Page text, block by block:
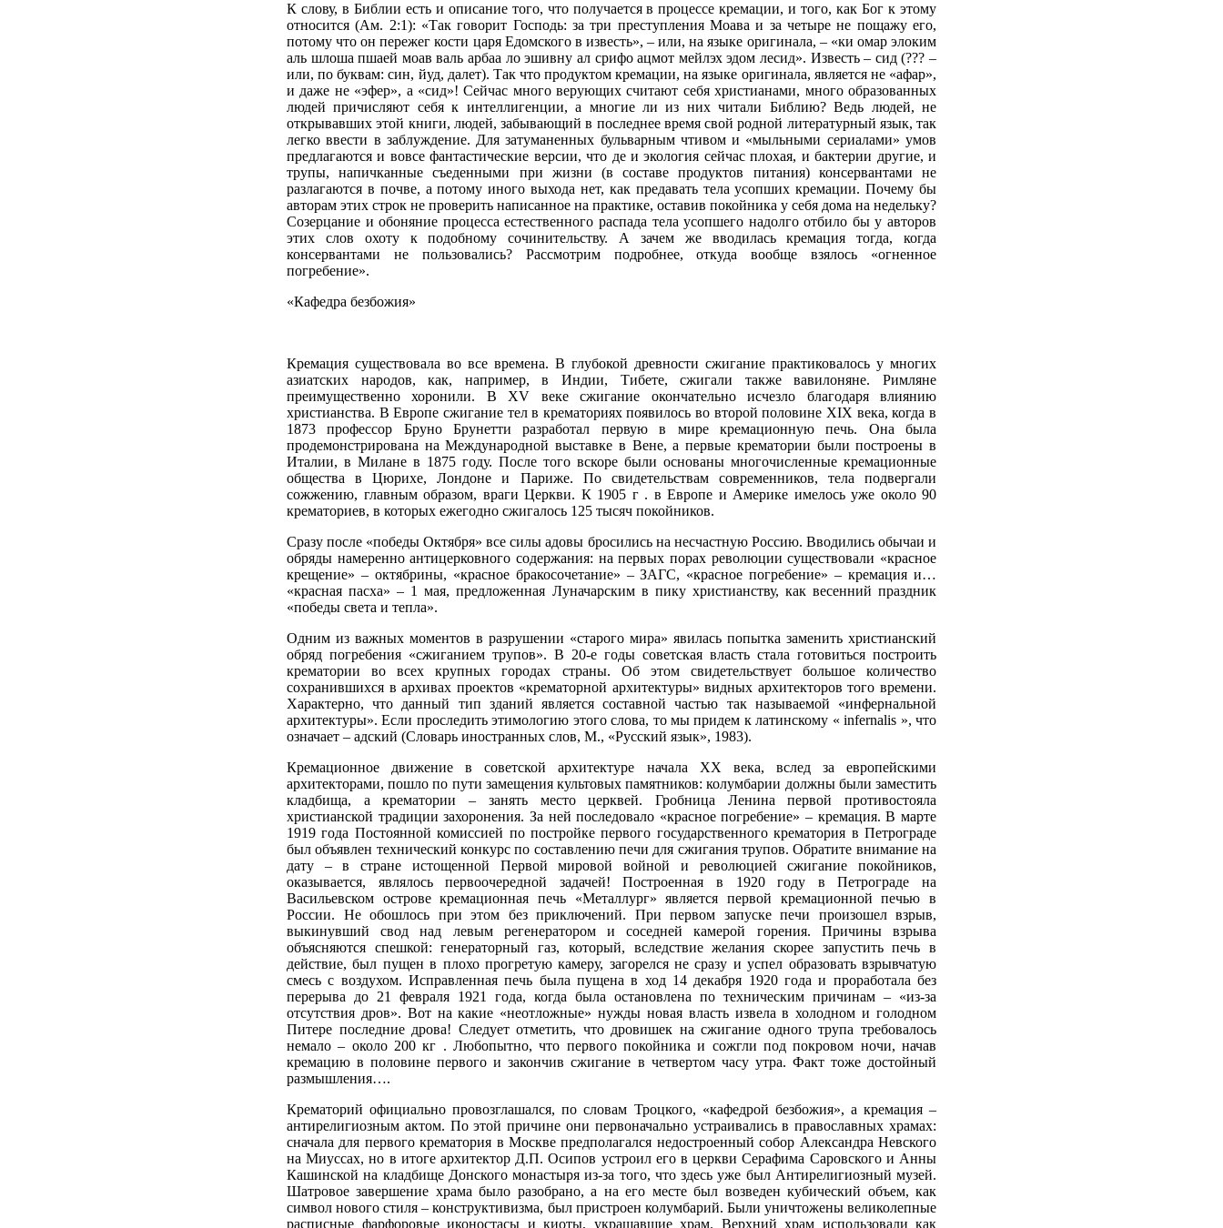
К слову, в Библии есть и описание того, что получается в процессе кремации, и того, как Бог к этому
относится (Ам. 2:1): «Так говорит Господь: за три преступления Моава и за четыре не пощажу его,
потому что он пережег кости царя Едомского в известь», – или, на языке оригинала, – «ки омар элоким
аль шлоша пшаей моав валь арбаа ло эшивну ал срифо ацмот мейлэх эдом лесид». Известь – сид (??? –
или, по буквам: син, йуд, далет). Так что продуктом кремации, на языке оригинала, является не «афар»,
и даже не «эфер», а «сид»! Сейчас много верующих считают себя христианами, много образованных
людей причисляют себя к интеллигенции, а многие ли из них читали Библию? Ведь людей, не
открывавших этой книги, людей, забывающий в последнее время свой родной литературный язык, так
легко ввести в заблуждение. Для затуманенных бульварным чтивом и «мыльными сериалами» умов
предлагаются и вовсе фантастические версии, что де и экология сейчас плохая, и бактерии другие, и
трупы, напичканные съеденными при жизни (в составе продуктов питания) консервантами не
разлагаются в почве, а потому иного выхода нет, как предавать тела усопших кремации. Почему бы
авторам этих строк не проверить написанное на практике, оставив покойника у себя дома на недельку?
Созерцание и обоняние процесса естественного распада тела усопшего надолго отбило бы у авторов
этих слов охоту к подобному сочинительству. А зачем же вводилась кремация тогда, когда
консервантами не пользовались? Рассмотрим подробнее, откуда вообще взялось «огненное
погребение».
«Кафедра безбожия»
Кремация существовала во все времена. В глубокой древности сжигание практиковалось у многих
азиатских народов, как, например, в Индии, Тибете, сжигали также вавилоняне. Римляне
преимущественно хоронили. В XV веке сжигание окончательно исчезло благодаря влиянию
христианства. В Европе сжигание тел в крематориях появилось во второй половине XIX века, когда в
1873 профессор Бруно Брунетти разработал первую в мире кремационную печь. Она была
продемонстрирована на Международной выставке в Вене, а первые крематории были построены в
Италии, в Милане в 1875 году. После того вскоре были основаны многочисленные кремационные
общества в Цюрихе, Лондоне и Париже. По свидетельствам современников, тела подвергали
сожжению, главным образом, враги Церкви. К 1905 г . в Европе и Америке имелось уже около 90
крематориев, в которых ежегодно сжигалось 125 тысяч покойников.
Сразу после «победы Октября» все силы адовы бросились на несчастную Россию. Вводились обычаи и
обряды намеренно антицерковного содержания: на первых порах революции существовали «красное
крещение» – октябрины, «красное бракосочетание» – ЗАГС, «красное погребение» – кремация и…
«красная пасха» – 1 мая, предложенная Луначарским в пику христианству, как весенний праздник
«победы света и тепла».
Одним из важных моментов в разрушении «старого мира» явилась попытка заменить христианский
обряд погребения «сжиганием трупов». В 20-е годы советская власть стала готовиться построить
крематории во всех крупных городах страны. Об этом свидетельствует большое количество
сохранившихся в архивах проектов «крематорной архитектуры» видных архитекторов того времени.
Характерно, что данный тип зданий является составной частью так называемой «инфернальной
архитектуры». Если проследить этимологию этого слова, то мы придем к латинскому « infernalis », что
означает – адский (Словарь иностранных слов, М., «Русский язык», 1983).
Кремационное движение в советской архитектуре начала XX века, вслед за европейскими
архитекторами, пошло по пути замещения культовых памятников: колумбарии должны были заместить
кладбища, а крематории – занять место церквей. Гробница Ленина первой противостояла
христианской традиции захоронения. За ней последовало «красное погребение» – кремация. В марте
1919 года Постоянной комиссией по постройке первого государственного крематория в Петрограде
был объявлен технический конкурс по составлению печи для сжигания трупов. Обратите внимание на
дату – в стране истощенной Первой мировой войной и революцией сжигание покойников,
оказывается, являлось первоочередной задачей! Построенная в 1920 году в Петрограде на
Васильевском острове кремационная печь «Металлург» является первой кремационной печью в
России. Не обошлось при этом без приключений. При первом запуске печи произошел взрыв,
выкинувший свод над левым регенератором и соседней камерой горения. Причины взрыва
объясняются спешкой: генераторный газ, который, вследствие желания скорее запустить печь в
действие, был пущен в плохо прогретую камеру, загорелся не сразу и успел образовать взрывчатую
смесь с воздухом. Исправленная печь была пущена в ход 14 декабря 1920 года и проработала без
перерыва до 21 февраля 1921 года, когда была остановлена по техническим причинам – «из-за
отсутствия дров». Вот на какие «неотложные» нужды новая власть извела в холодном и голодном
Питере последние дрова! Следует отметить, что дровишек на сжигание одного трупа требовалось
немало – около 200 кг . Любопытно, что первого покойника и сожгли под покровом ночи, начав
кремацию в половине первого и закончив сжигание в четвертом часу утра. Факт тоже достойный
размышления….
Крематорий официально провозглашался, по словам Троцкого, «кафедрой безбожия», а кремация –
антирелигиозным актом. По этой причине они первоначально устраивались в православных храмах:
сначала для первого крематория в Москве предполагался недостроенный собор Александра Невского
на Миуссах, но в итоге архитектор Д.П. Осипов устроил его в церкви Серафима Саровского и Анны
Кашинской на кладбище Донского монастыря из-за того, что здесь уже был Антирелигиозный музей.
Шатровое завершение храма было разобрано, а на его месте был возведен кубический объем, как
символ нового стиля – конструктивизма, был пристроен колумбарий. Были уничтожены великолепные
расписные фарфоровые иконостасы и киоты, украшавшие храм. Верхний храм использовали как